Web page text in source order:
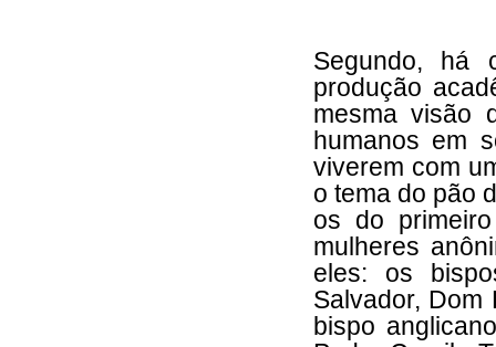
Segundo, há
produção
mesma visão
humanos em
viverem com
o tema do pão
os do
mulheres
eles: os
Salvador, Dom
bispo